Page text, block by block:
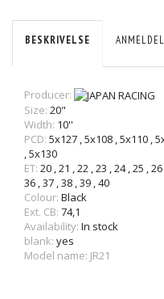
BESKRIVELSE
Producer:
Size: 20"
Width: 10''
PCD: 5x127 ,5x108 ,5x110 ,
,5x130
ET: 20 ,21 ,22 ,23 ,24,25 ,26
36 ,37 ,38 ,39 ,40
Colour: Black
Ext. CB: 74,1
Availability: In stock
blank: yes
Model name: JR21